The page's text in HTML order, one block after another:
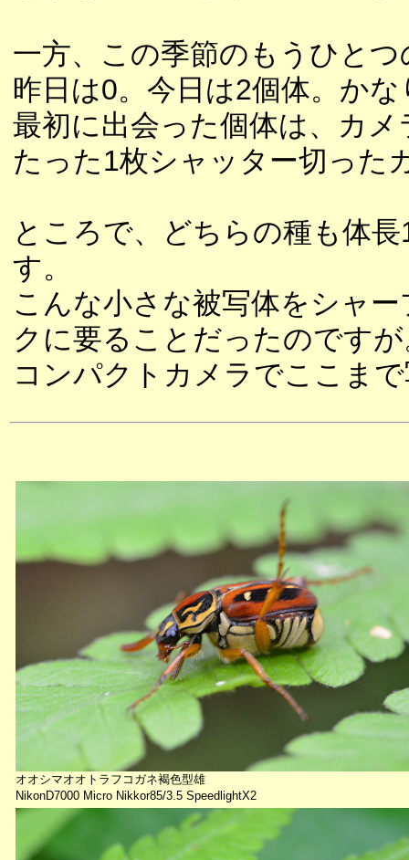
一方、この季節のもうひと
昨日は0。今日は2個体。か
最初に出会った個体は、カ
たった1枚シャッター切った
ところで、どちらの種も体
す。
こんな小さな被写体をシャ
クに要ることだったのです
コンパクトカメラでここま
オオシマオオトラフコガネ褐色型雄
NikonD7000 Micro Nikkor85/3.5 SpeedlightX2